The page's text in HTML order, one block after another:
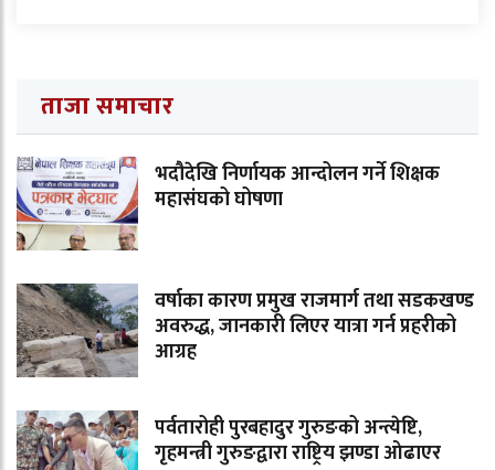
ताजा समाचार
भदौदेखि निर्णायक आन्दोलन गर्ने शिक्षक
महासंघको घोषणा
वर्षाका कारण प्रमुख राजमार्ग तथा सडकखण्ड
अवरुद्ध, जानकारी लिएर यात्रा गर्न प्रहरीको
आग्रह
पर्वतारोही पुरबहादुर गुरुङको अन्त्येष्टि,
गृहमन्त्री गुरुङद्वारा राष्ट्रिय झण्डा ओढाएर